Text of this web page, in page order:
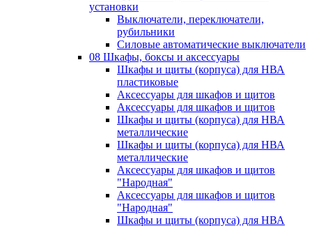
установки
Выключатели, переключатели,
рубильники
Силовые автоматические выключатели
08 Шкафы, боксы и аксессуары
Шкафы и щиты (корпуса) для НВА
пластиковые
Аксессуары для шкафов и щитов
Аксессуары для шкафов и щитов
Шкафы и щиты (корпуса) для НВА
металлические
Шкафы и щиты (корпуса) для НВА
металлические
Аксессуары для шкафов и щитов
"Народная"
Аксессуары для шкафов и щитов
"Народная"
Шкафы и щиты (корпуса) для НВА